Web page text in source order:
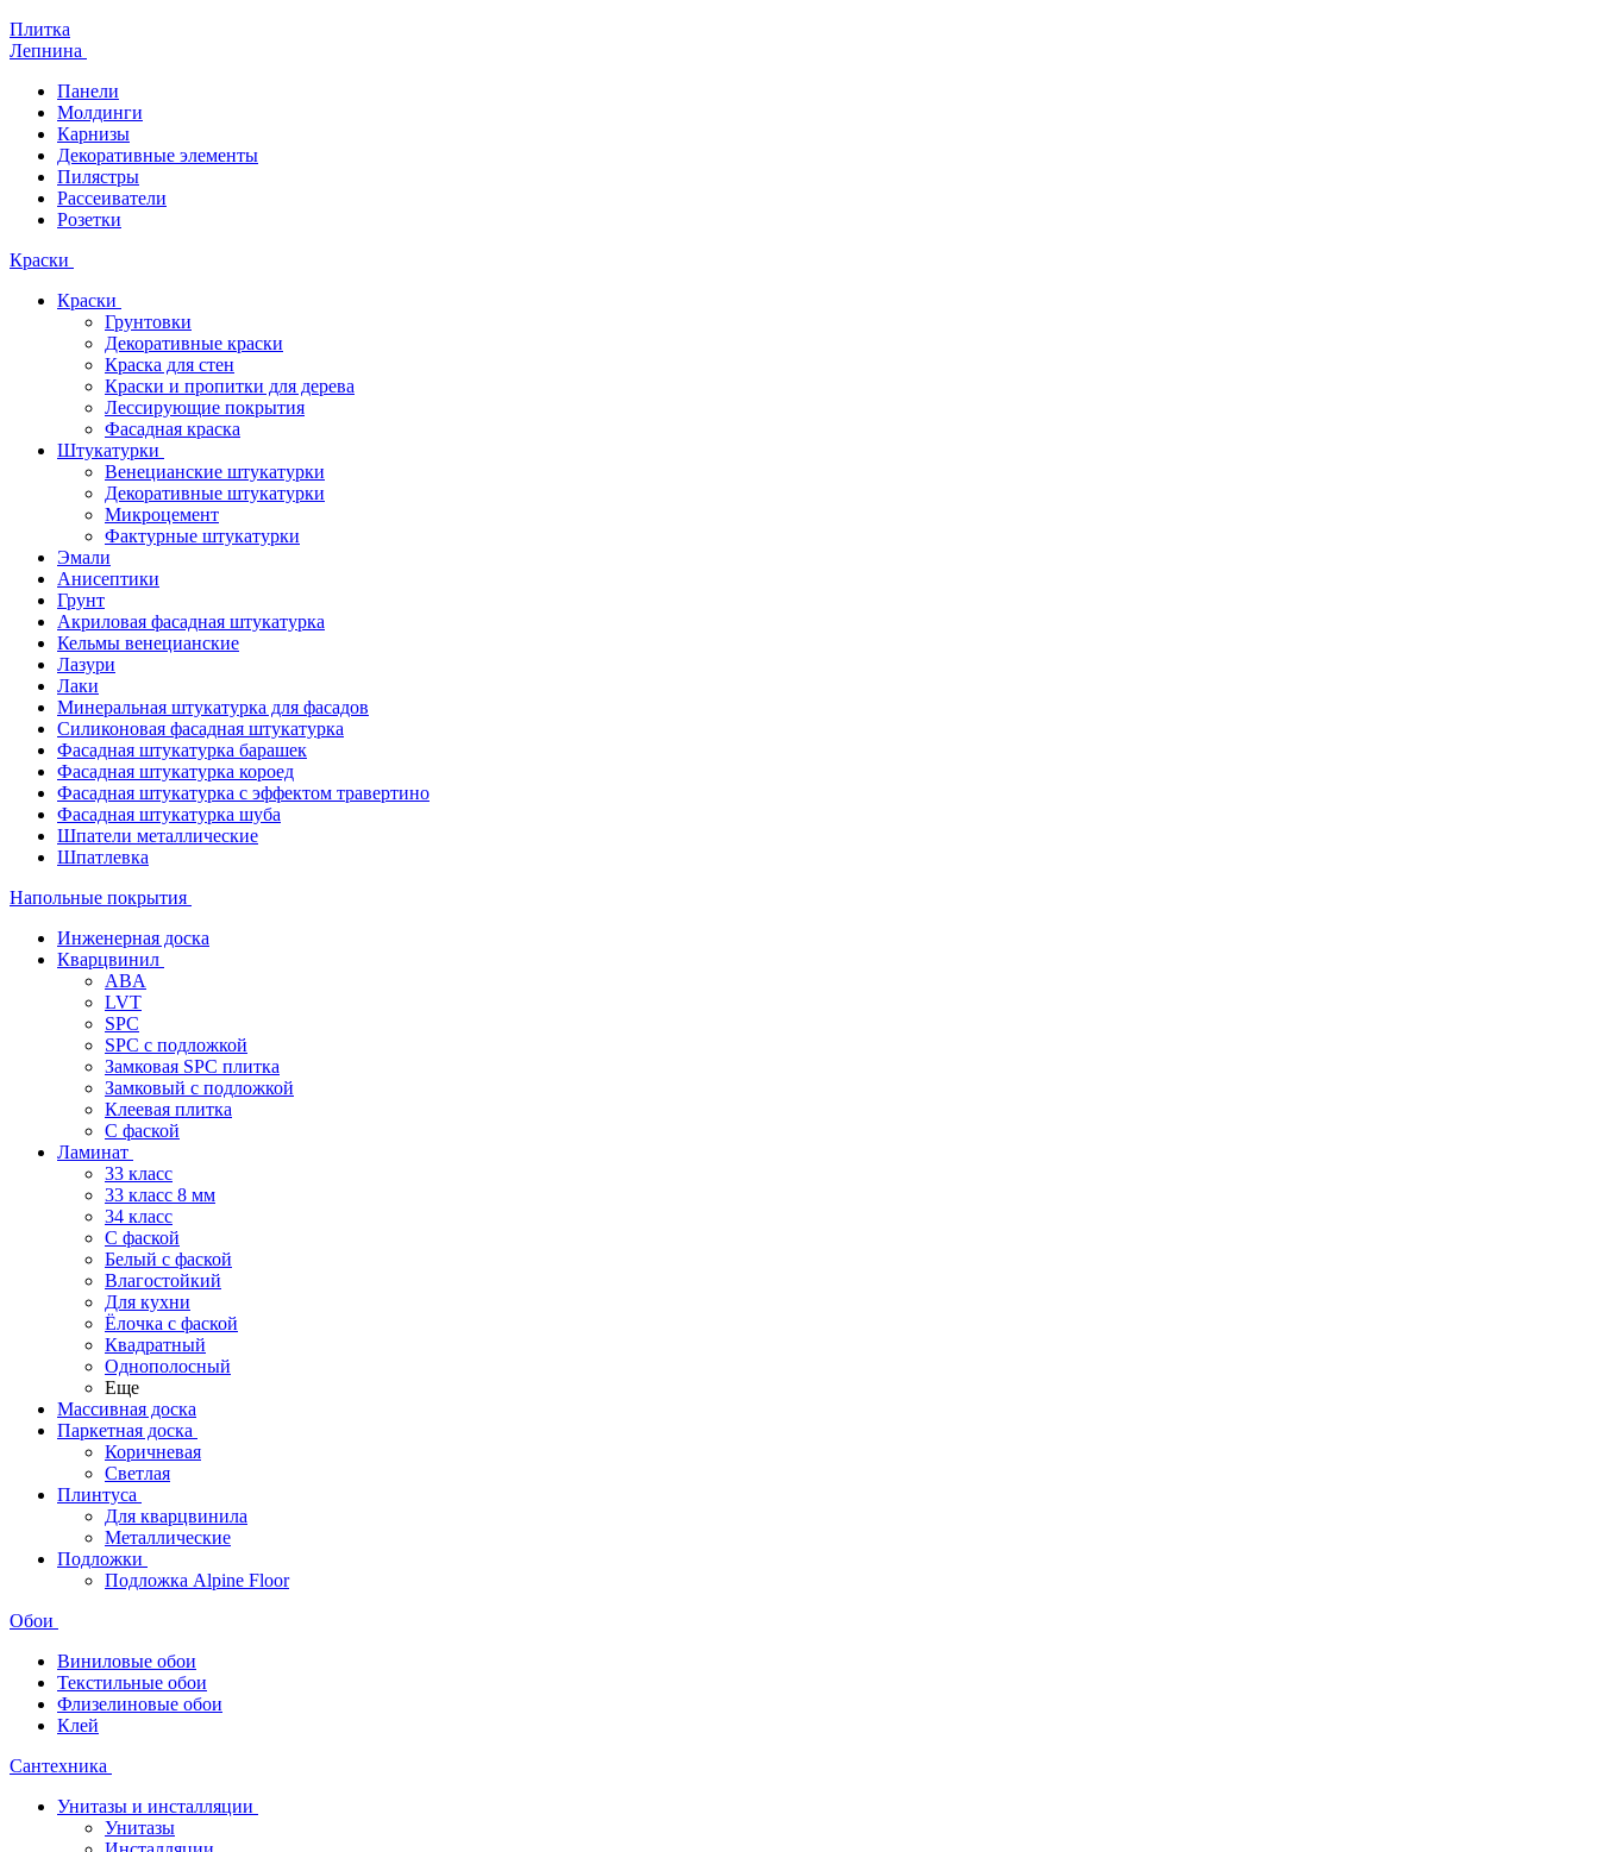
Плитка
Лепнина
Панели
Молдинги
Карнизы
Декоративные элементы
Пилястры
Рассеиватели
Розетки
Краски
Краски
Грунтовки
Декоративные краски
Краска для стен
Краски и пропитки для дерева
Лессирующие покрытия
Фасадная краска
Штукатурки
Венецианские штукатурки
Декоративные штукатурки
Микроцемент
Фактурные штукатурки
Эмали
Анисептики
Грунт
Акриловая фасадная штукатурка
Кельмы венецианские
Лазури
Лаки
Минеральная штукатурка для фасадов
Силиконовая фасадная штукатурка
Фасадная штукатурка барашек
Фасадная штукатурка короед
Фасадная штукатурка с эффектом травертино
Фасадная штукатурка шуба
Шпатели металлические
Шпатлевка
Напольные покрытия
Инженерная доска
Кварцвинил
ABA
LVT
SPC
SPC с подложкой
Замковая SPC плитка
Замковый с подложкой
Клеевая плитка
С фаской
Ламинат
33 класс
33 класс 8 мм
34 класс
C фаской
Белый с фаской
Влагостойкий
Для кухни
Ёлочка с фаской
Квадратный
Однополосный
Еще
Массивная доска
Паркетная доска
Коричневая
Светлая
Плинтуса
Для кварцвинила
Металлические
Подложки
Подложка Alpine Floor
Обои
Виниловые обои
Текстильные обои
Флизелиновые обои
Клей
Сантехника
Унитазы и инсталляции
Унитазы